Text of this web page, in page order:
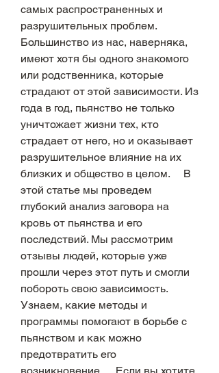
самых распространенных и
разрушительных проблем.
Большинство из нас, наверняка,
имеют хотя бы одного знакомого
или родственника, которые
страдают от этой зависимости. Из
года в год, пьянство не только
уничтожает жизни тех, кто
страдает от него, но и оказывает
разрушительное влияние на их
близких и общество в целом.     В
этой статье мы проведем
глубокий анализ заговора на
кровь от пьянства и его
последствий. Мы рассмотрим
отзывы людей, которые уже
прошли через этот путь и смогли
побороть свою зависимость.
Узнаем, какие методы и
программы помогают в борьбе с
пьянством и как можно
предотвратить его
возникновение.     Если вы хотите